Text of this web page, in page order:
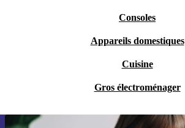
Consoles
Appareils domestiques
Cuisine
Gros électroménager